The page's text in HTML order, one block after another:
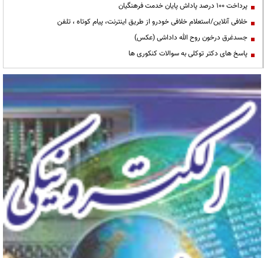
پرداخت ۱۰۰ درصد پاداش پایان خدمت فرهنگیان
خلافی آنلاین/استعلام خلافی خودرو از طریق اینترنت، پیام کوتاه ، تلفن
جسدغرق درخون روح الله داداشی (عکس)
پاسخ های دکتر توکلی به سوالات کنکوری ها